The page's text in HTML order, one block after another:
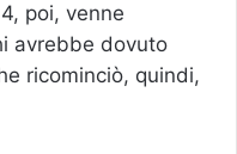
poi, venne
avrebbe dovuto
ricominciò, quindi,